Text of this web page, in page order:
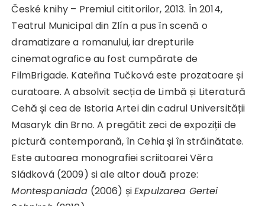
České knihy – Premiul cititorilor, 2013. În 2014,
Teatrul Municipal din Zlín a pus în scenă o
dramatizare a romanului, iar drepturile
cinematografice au fost cumpărate de
FilmBrigade. Kateřina Tučková este prozatoare și
curatoare. A absolvit secția de Limbă și Literatură
Cehă și cea de Istoria Artei din cadrul Universității
Masaryk din Brno. A pregătit zeci de expoziții de
pictură contemporană, în Cehia și în străinătate.
Este autoarea monografiei scriitoarei Věra
Sládková (2009) si ale altor două proze:
Montespaniada (2006) șiExpulzarea Gertei